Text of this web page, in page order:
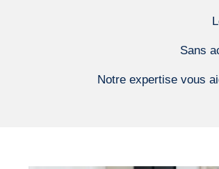
Sans
Notre expertise vous